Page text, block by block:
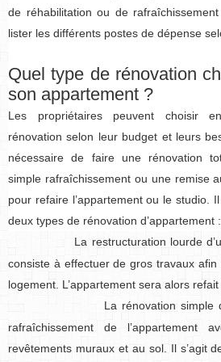
de réhabilitation ou de
lister les différents postes de dépense
Quel type de rénovation
son appartement ?
Les propriétaires peuvent choisir
rénovation selon leur budget et leurs
nécessaire de faire une rénovation
simple rafraîchissement ou une remise
pour refaire l’appartement ou le studio.
deux types de rénovation d’appartement :
La restructuration lourde
consiste à effectuer de gros travaux
logement. L’appartement sera alors refait
La rénovation simple
rafraîchissement de l’appartement
revêtements muraux et au sol. Il s’agit